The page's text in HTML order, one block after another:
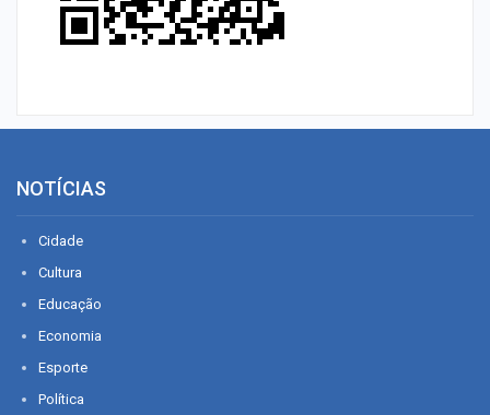
NOTÍCIAS
Cidade
Cultura
Educação
Economia
Esporte
Política